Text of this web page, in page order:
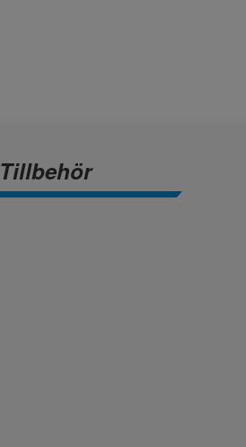
Tillbehör